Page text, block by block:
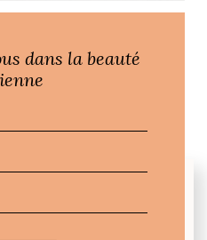
ITALIE
entre beauté,
dans la beauté